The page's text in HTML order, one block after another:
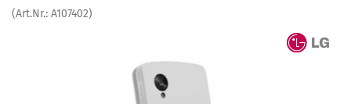
(Art.Nr.: A107402)